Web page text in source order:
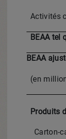
Activités
BEAA tel
BEAA
(en
Produits
Carton-